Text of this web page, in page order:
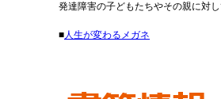
発達障害の子どもたちやその親に対
■人生が変わるメガネ